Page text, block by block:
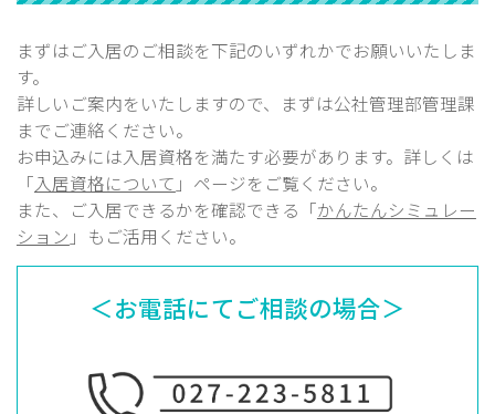
まずはご入居のご相談を下記のいずれかでお願いいたしま
す。
詳しいご案内をいたしますので、まずは公社管理部管理課
までご連絡ください。
お申込みには入居資格を満たす必要があります。詳しくは
「入居資格について 」ページをご覧ください。
また、ご入居できるかを確認できる「かんたんシミュレー
ション 」もご活用ください。
＜お電話にてご相談の場合＞